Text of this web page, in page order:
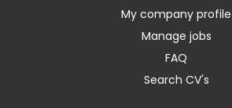
My company profile
Manage jobs
FAQ
Search CV's